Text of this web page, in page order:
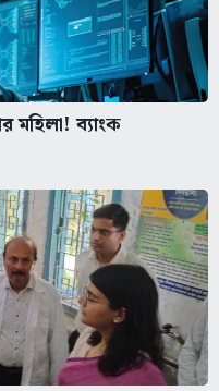
মহিলা! ব্যাংক